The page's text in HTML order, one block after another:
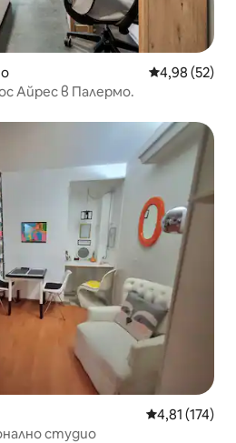
Средна
4,98 (52)
Айрес в Палермо.
Средна
4,81 (174)
студио